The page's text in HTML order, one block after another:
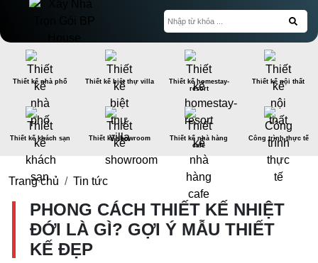
Thiết kế nhà phố Thiết kế biệt thự villa
Thiết kế homestay-
resort
Thiết kế nội thất
Thiết kế khách sạn Thiết kế showroom
Thiết kế nhà hàng
cafe
Công trình thực tế
Trang chủ Tin tức
PHONG CÁCH THIẾT KẾ NHIỆT
ĐỚI LÀ GÌ? GỢI Ý MẪU THIẾT
KẾ ĐẸP